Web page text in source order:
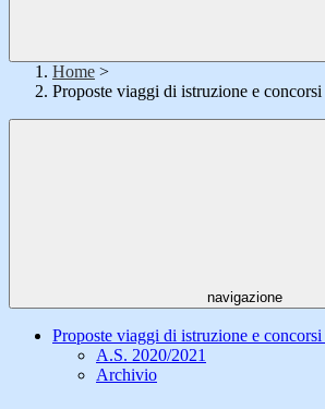
Home >
Proposte viaggi di istruzione e
navigazione
Proposte viaggi di istruzione e
A.S. 2020/2021
Archivio